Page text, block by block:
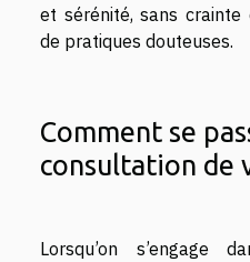
et sérénité, sans crainte
de pratiques douteuses.
Comment se
consultation de
Lorsqu’on s’engage